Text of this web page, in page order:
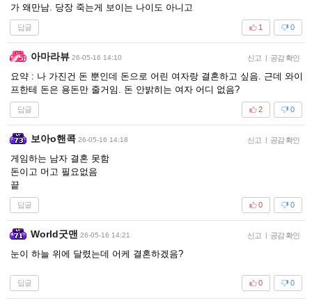
가 왜만남. 당장 죽는게 보이는 나이도 아니고
답글 0
1
아마라뷰 26-05-16 14:10 신고 | 공감 확인
요약 : 나 가진건 돈 뿐인데 돈으로 어린 여자랑 결혼하고 싶음. 근데 와이
프한테 돈은 용돈만 줄거임. 돈 안밝히는 여자 어디 없음?
답글 0
2
보아o핸콕 26-05-16 14:18 신고 | 공감 확인
게임하는 남자 결혼 못함
돈이고 머고 필요없음
끝
답글 0
0
World굿맨 26-05-16 14:21 신고 | 공감 확인
눈이 하늘 위에 달렸는데 어케 결혼하겠음?
답글 0
0